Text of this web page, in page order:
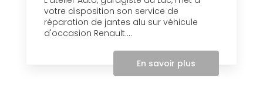
votre disposition son service de
réparation de jantes alu sur véhicule
d'occasion Renault....
En savoir plus